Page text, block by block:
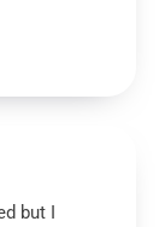
but I